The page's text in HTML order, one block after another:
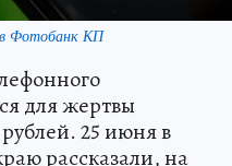
Фотобанк КП
для жертвы
25 июня в
рассказали, на